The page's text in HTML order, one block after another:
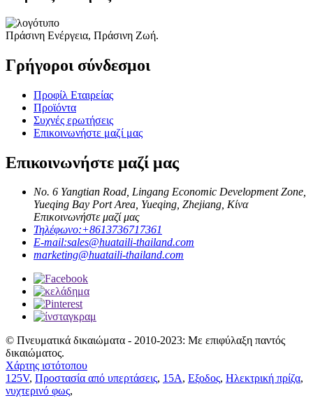
Πράσινη Ενέργεια, Πράσινη Ζωή.
Γρήγοροι σύνδεσμοι
Προφίλ Εταιρείας
Προϊόντα
Συχνές ερωτήσεις
Επικοινωνήστε μαζί μας
Επικοινωνήστε μαζί μας
No. 6 Yangtian Road, Lingang Economic Development Zone,
Yueqing Bay Port Area, Yueqing, Zhejiang, Κίνα
Επικοινωνήστε μαζί μας
Τηλέφωνο:+8613736717361
E-mail:sales@huataili-thailand.com
marketing@huataili-thailand.com
© Πνευματικά δικαιώματα - 2010-2023: Με επιφύλαξη παντός
δικαιώματος.
Χάρτης ιστότοπου
125V, Προστασία από υπερτάσεις, 15Α, Εξοδος, Ηλεκτρική πρίζα,
νυχτερινό φως,